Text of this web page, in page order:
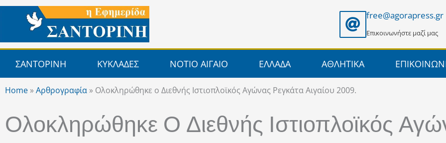
Μετάβαση
περιεχόμενο
free@agorapress.gr
Επικοινωνήστε μαζί μας
ΣΑΝΤΟΡΙΝΗ ΚΥΚΛΑΔΕΣ ΝΟΤΙΟ ΑΙΓΑΙΟ ΕΛΛΑΔΑ ΑΘΛΗΤΙΚΑ
Home »Αρθρογραφία » Ολοκληρώθηκε ο Διεθνής Ιστιοπλοϊκός Αγώνας Ρεγκάτα Αιγαίου 2009.
Ολοκληρώθηκε Ο Διεθνής Ιστιοπλοϊκός